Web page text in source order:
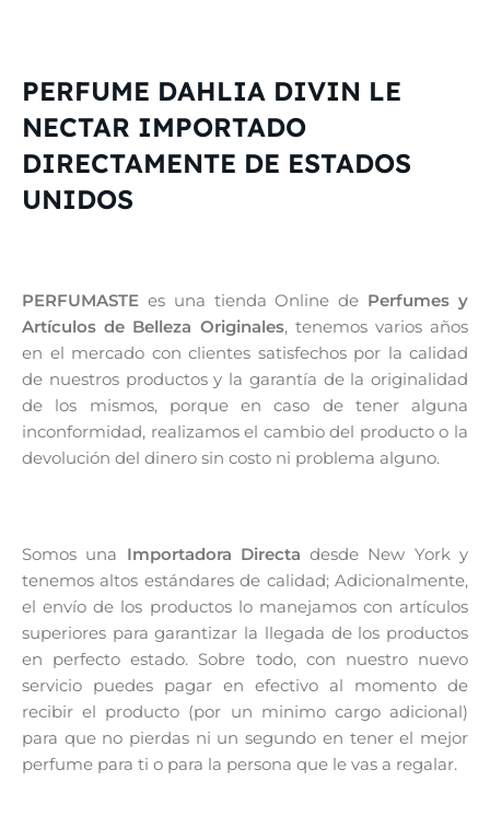
PERFUME DAHLIA DIVIN LE
NECTAR IMPORTADO
DIRECTAMENTE DE ESTADOS
UNIDOS
PERFUMASTE es una tienda Online de Perfumes y
Artículos de Belleza Originales, tenemos varios años
en el mercado con clientes satisfechos por la calidad
de nuestros productos y la garantía de la originalidad
de los mismos, porque en caso de tener alguna
inconformidad, realizamos el cambio del producto o la
devolución del dinero sin costo ni problema alguno.
Somos una Importadora Directa desde New York y
tenemos altos estándares de calidad; Adicionalmente,
el envío de los productos lo manejamos con artículos
superiores para garantizar la llegada de los productos
en perfecto estado. Sobre todo, con nuestro nuevo
servicio puedes pagar en efectivo al momento de
recibir el producto (por un minimo cargo adicional)
para que no pierdas ni un segundo en tener el mejor
perfume para ti o para la persona que le vas a regalar.